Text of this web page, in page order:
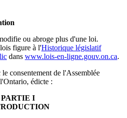
ou abroge plus d'une loi.
figure à l'Historique législatif
dans www.lois-en-ligne.gouv.on.ca.
consentement de l'Assemblée
édicte :
PARTIE I